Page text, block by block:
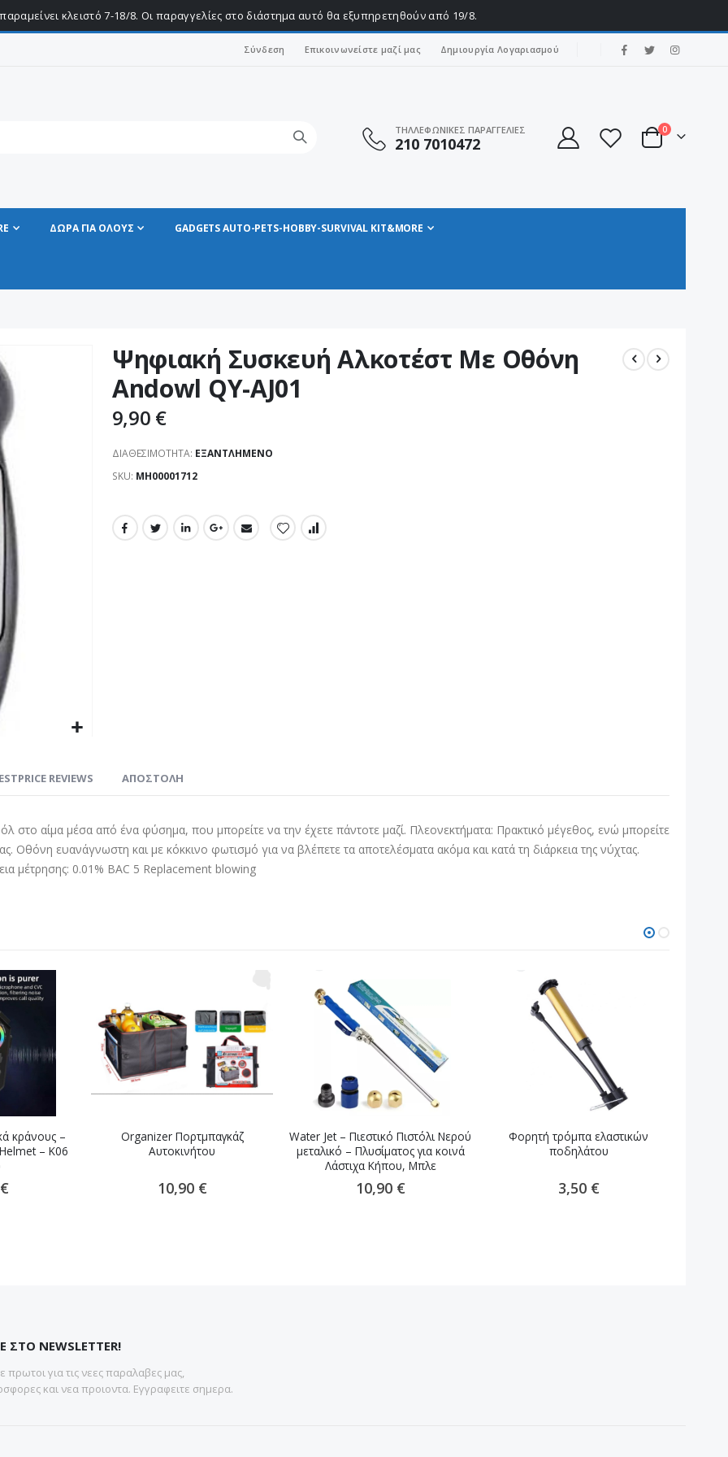
κλειστό 7-18/8. Οι παραγγελίες στο διάστημα αυτό θα εξυπηρετηθούν από 19/8.
Σύνδεση Επικοινωνείστε μαζί μας Δημιουργία Λογαριασμού
ΤΗΛΛΕΦΩΝΙΚΕΣ ΠΑΡΑΓΓΕΛΙΕΣ
210 7010472 Cart
0στοιχεία
ΔΩΡΑ ΓΙΑ ΟΛΟΥΣ GADGETS AUTO-PETS-HOBBY-SURVIVAL KIT&MORE
Ψηφιακή Συσκευή Αλκοτέστ Με Οθόνη
Andowl QY-AJ01
9,90 €
ΔΙΑΘΕΣΙΜΌΤΗΤΑ: ΕΞΑΝΤΛΗΜΈΝΟ
SKU ΜΗ00001712
στο αίμα μέσα από ένα φύσημα, που μπορείτε να την έχετε πάντοτε μαζί. Πλεονεκτήματα: Πρακτικό μέγεθος, ενώ μπορείτε
Οθόνη ευανάγνωστη και με κόκκινο φωτισμό για να βλέπετε τα αποτελέσματα ακόμα και κατά τη διάρκεια της νύχτας.
μέτρησης: 0.01% BAC 5 Replacement blowing
REVIEWS ΑΠΟΣΤΟΛΗ
κράνους –
– K06
Organizer Πορτμπαγκάζ
Αυτοκινήτου
10,90 €
Water Jet – Πιεστικό Πιστόλι Νερού
μεταλικό – Πλυσίματος για κοινά
Λάστιχα Κήπου, Μπλε
10,90 €
Φορητή τρόμπα ελαστικών
ποδηλάτου
3,50 €
ΣΤΟ NEWSLETTER!
πρωτοι για τις νεες παραλαβες μας,
και νεα προιοντα. Εγγραφειτε σημερα.